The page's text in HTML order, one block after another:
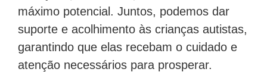
máximo potencial. Juntos, podemos dar
suporte e acolhimento às crianças autistas,
garantindo que elas recebam o cuidado e
atenção necessários para prosperar.